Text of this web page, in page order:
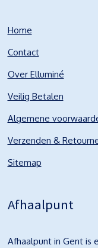
Home
Contact
Over Elluminé
Veilig Betalen
Algemene
Verzenden &
Sitemap
Afhaalpunt
Afhaalpunt in Gent is